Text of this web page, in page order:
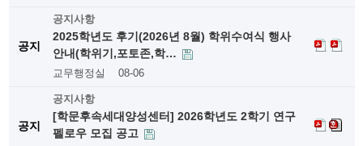
공지
공지사항
2025학년도 후기(2026년 8월) 학위수여식 행사
안내(학위기,포토존,학…
교무행정실 08-06
공지
공지사항
[학문후속세대양성센터] 2026학년도 2학기 연구
펠로우 모집 공고